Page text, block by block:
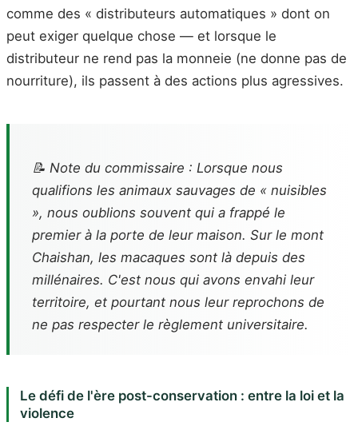
comme des « distributeurs automatiques » dont on
peut exiger quelque chose — et lorsque le
distributeur ne rend pas la monneie (ne donne pas de
nourriture), ils passent à des actions plus agressives.
📝 Note du commissaire : Lorsque nous
qualifions les animaux sauvages de « nuisibles
», nous oublions souvent qui a frappé le
premier à la porte de leur maison. Sur le mont
Chaishan, les macaques sont là depuis des
millénaires. C'est nous qui avons envahi leur
territoire, et pourtant nous leur reprochons de
ne pas respecter le règlement universitaire.
Le défi de l'ère post-conservation : entre la loi et la
violence